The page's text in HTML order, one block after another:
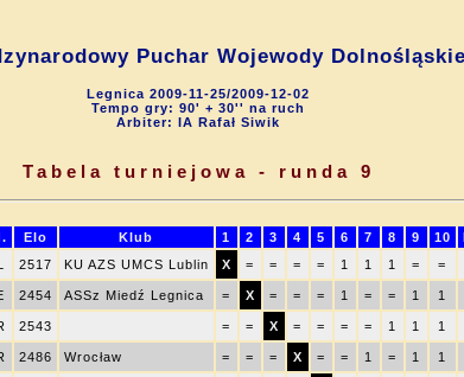
Puchar Wojewody
Legnica 2009-11-25/2009-12-02
Tempo gry: 90' + 30'' na ruch
Arbiter: IA Rafał Siwik
Tabela turniejowa - runda 9
Elo Klub 1 2 3 4 5 6 7 8 9 10
2517 KU AZS UMCS Lublin X = = = = 1 1 1 = =
2454 ASSz Miedź Legnica = X = = = 1 = = 1 1
2543 = = X = = = = 1 1 1
2486 Wrocław = = = X = = 1 = 1 1